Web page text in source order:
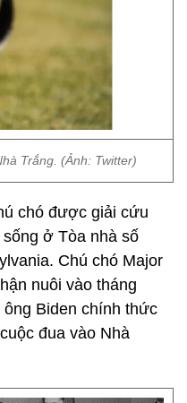
Trắng. (Ảnh: Twitter)
chó được giải cứu
ở Tòa nhà số
Chú chó Major
nuôi vào tháng
Biden chính thức
đua vào Nhà